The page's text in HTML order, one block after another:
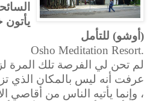
(أوشو) للتأمل
Osho Meditation Resort.
لم تحن لي الفرصة تلك المرة
عرفت أنه ليس بالمكان الذي
، وإنما يأتيه الناس من أقاصي